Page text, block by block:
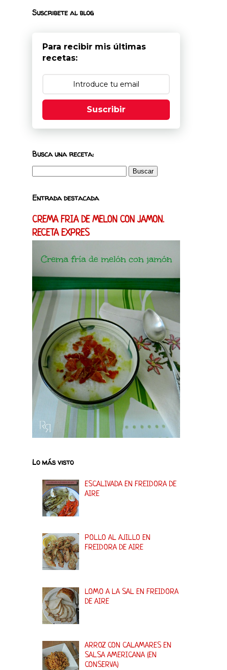
Suscribete al blog
Para recibir mis últimas
recetas:
Suscribir
Busca una receta:
Entrada destacada
CREMA FRIA DE MELON CON JAMON.
RECETA EXPRES
Lo más visto
ESCALIVADA EN FREIDORA DE
AIRE
POLLO AL AJILLO EN
FREIDORA DE AIRE
LOMO A LA SAL EN FREIDORA
DE AIRE
ARROZ CON CALAMARES EN
SALSA AMERICANA (EN
CONSERVA)